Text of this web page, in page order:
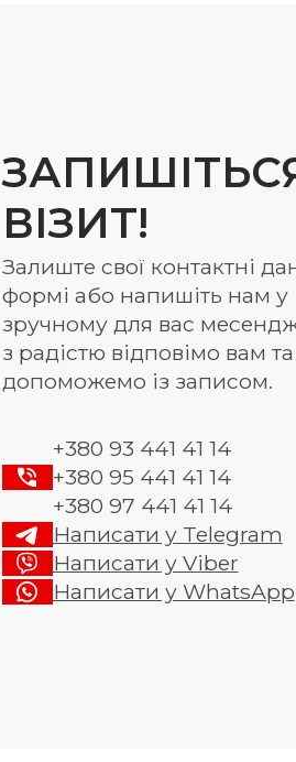
ВІЗИТ!
Залиште свої контактні
формі або напишіть нам у
зручному для вас
з радістю відповімо вам та
допоможемо із записом.
+380 93 441 41 14
+380 95 441 41 14
+380 97 441 41 14
Написати у Telegram
Написати у Viber
Написати у WhatsApp